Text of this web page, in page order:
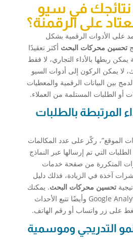
في سيو
على الرقمنة؟
على الأدوات الرقمية بشكل
تحسين محركات البحث أكثر تعقيدًا
ربطها بالأداء التجاري، لا فقط
لا يمكن الركون إلى أدوات السيو
بين البيانات الرقمية والمعطيات
أو الطلبات المستلمة من العملاء.
المرتبطة بالطلبات
الموقع”، ركّز على عدد المكالمات
التي تم إرسالها عبر النماذج
المتكررة من صفحة خدمات
آخذة في الزيادة، فذلك دليل
تحسين محركات البحث. يمكنك
استخدام أدوات مثل Google Analytics وأيضًا تتبع الأحداث
على زر واتساب أو رقم الهاتف.
التدريجي وموسمية